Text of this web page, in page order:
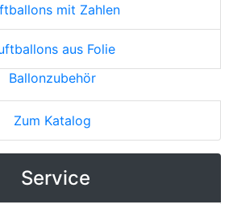
mit Zahlen
aus Folie
Ballonzubehör
Zum Katalog
Service